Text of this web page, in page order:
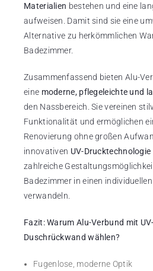
Materialien bestehen und eine
aufweisen. Damit sind sie eine
Alternative zu herkömmlichen
Badezimmer.
Zusammenfassend bieten Alu-
eine moderne, pflegeleichte und
den Nassbereich. Sie vereinen
Funktionalität und ermöglichen
Renovierung ohne großen
innovativen UV-Drucktechnologie
zahlreiche
Badezimmer in einen
verwandeln.
Fazit: Warum Alu-Verbund mit
Duschrückwand wählen?
Fugenlose, moderne Optik